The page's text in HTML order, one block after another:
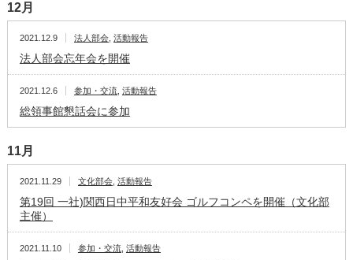
12月
2021.12.9 法人部会, 活動報告
法人部会忘年会を開催
2021.12.6 参加・交流 活動報告
総領事館懇話会に参加
11月
2021.11.29 文化部会, 活動報告
第19回 一社)関西日中平和友好会 ゴルフコンペを開催（文化部
主催）
2021.11.10 参加・交流 活動報告